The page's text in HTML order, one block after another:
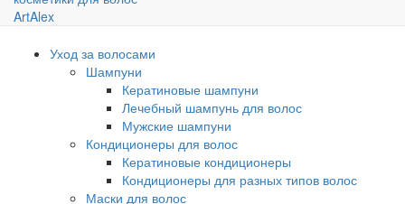
Уход за волосами
Шампуни
Кератиновые шампуни
Лечебный шампунь для волос
Мужские шампуни
Кондиционеры для волос
Кератиновые кондиционеры
Кондиционеры для разных типов волос
Маски для волос